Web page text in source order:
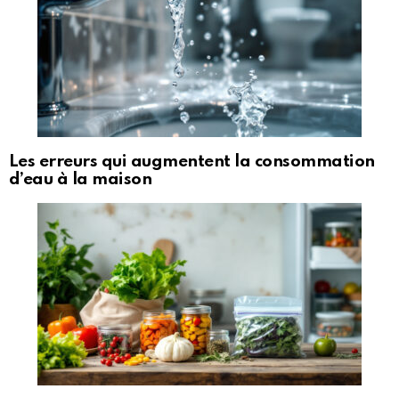
Les erreurs qui augmentent la consommation
d’eau à la maison